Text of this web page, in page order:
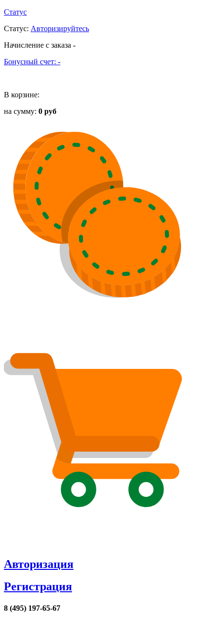
Статус
Статус: Авторизируйтесь
Начисление с заказа -
Бонусный счет: -
В корзине:
на сумму: 0 руб
Авторизация
Регистрация
8 (495) 197-65-67